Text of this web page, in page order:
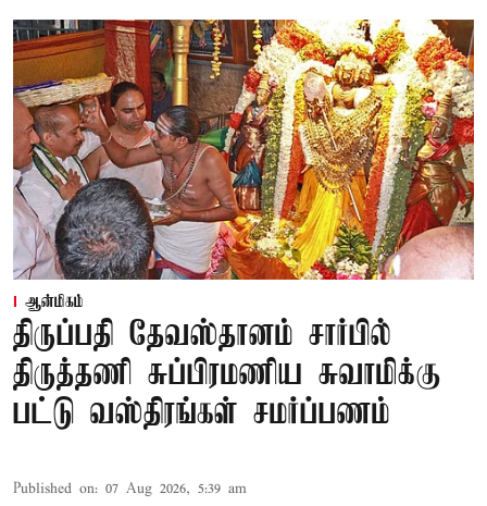
ஆன்மிகம்
திருப்பதி தேவஸ்தானம் சார்பில்
திருத்தணி சுப்பிரமணிய சுவாமிக்கு
பட்டு வஸ்திரங்கள் சமர்ப்பணம்
Published on: 07 Aug 2026, 5:39 am